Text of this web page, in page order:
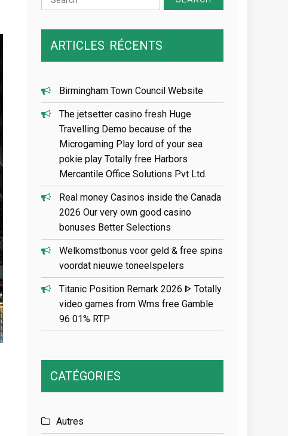
for:
ARTICLES RÉCENTS
Birmingham Town Council Website
The jetsetter casino fresh Huge
Travelling Demo because of the
Microgaming Play lord of your sea
pokie play Totally free Harbors
Mercantile Office Solutions Pvt Ltd.
Real money Casinos inside the Canada
2026 Our very own good casino
bonuses Better Selections
Welkomstbonus voor geld & free spins
voordat nieuwe toneelspelers
Titanic Position Remark 2026 ᐈ Totally
video games from Wms free Gamble
96 01% RTP
CATÉGORIES
Autres